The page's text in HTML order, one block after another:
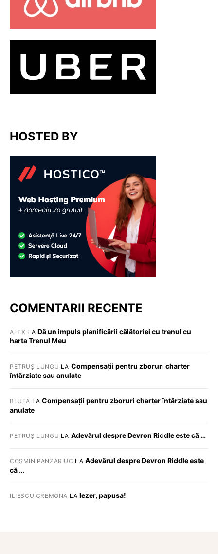
HOSTED BY
COMENTARII RECENTE
ALEX LA Dă un impuls planificării călătoriei cu trenul cu
harta Trenul Meu
PETRUȘ LUNGU LA Compensații pentru zboruri charter
întârziate sau anulate
BLUEA LACompensații pentru zboruri charter întârziate sau
anulate
PETRUȘ LUNGU LA Adevărul despre Devron Riddle este că …
COSMIN PANZARIUC LA Adevărul despre Devron Riddle este
că …
ILIESCU CREMONA LA Iezer, papusa!